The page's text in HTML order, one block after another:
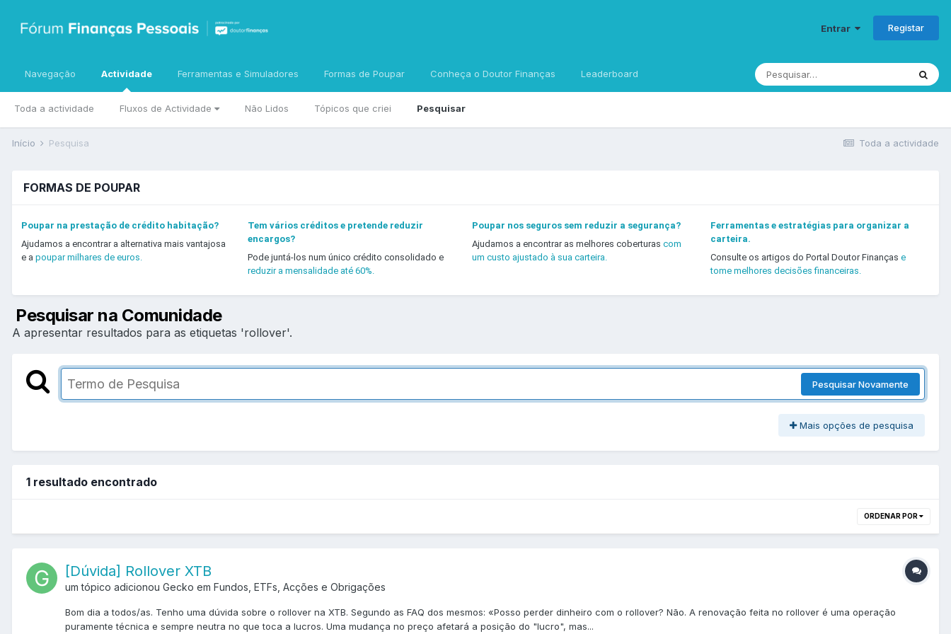
Entrar Registar
Navegação Actividade
Toda a actividade Fluxos de Actividade Não Lidos Tópicos que criei Pesquisar
Ferramentas e Simuladores Formas de Poupar Conheça o Doutor Finanças Leaderboard
Toda a actividade
Início Pesquisa
FORMAS DE POUPAR
Poupar na prestação de crédito habitação?
Ajudamos a encontrar a alternativa mais vantajosa
e a poupar milhares de euros.
Tem vários créditos e pretende reduzir
encargos?
Pode juntá-los num único crédito consolidado e
reduzir a mensalidade até 60%.
Poupar nos seguros sem reduzir a segurança?
Ajudamos a encontrar as melhores coberturascom
um custo ajustado à sua carteira.
Ferramentas e estratégias para organizar a
carteira.
Consulte os artigos do Portal Doutor Finanças e
tome melhores decisões financeiras.
Pesquisar na Comunidade
A apresentar resultados para as etiquetas 'rollover'.
Pesquisar Novamente
Mais opções de pesquisa
1 resultado encontrado
ORDENAR POR
[Dúvida] Rollover XTB
um tópico adicionou Gecko em Fundos, ETFs, Acções e Obrigações
Bom dia a todos/as. Tenho uma dúvida sobre o rollover na XTB. Segundo as FAQ dos mesmos: «Posso perder dinheiro com o rollover? Não. A renovação feita no rollover é uma operação
puramente técnica e sempre neutra no que toca a lucros. Uma mudança no preço afetará a posição do "lucro", mas...